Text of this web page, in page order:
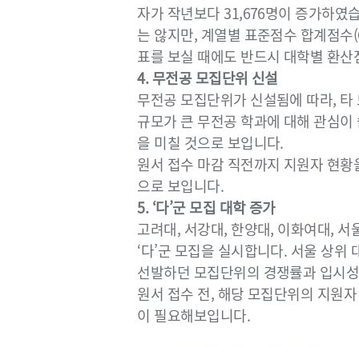
자가 작년보다 31,676명이 증가하였
는 않지만, 계열별 표준점수 합계점
표를 보실 때에도 반드시 대학별 환
4. 무전공 모집단위 신설
무전공 모집단위가 신설됨에 따라,
규모가 큰 무전공 학과에 대해 관심
을 미칠 것으로 보입니다.
원서 접수 마감 직전까지 지원자 현
으로 보입니다.
5. ‘다’군 모집 대학 증가
고려대, 서강대, 한양대, 이화여대,
‘다’군 모집을 실시합니다. 서울 상위
선발하던 모집단위의 경쟁률과 입시
원서 접수 전, 해당 모집단위의 지원
이 필요해보입니다.